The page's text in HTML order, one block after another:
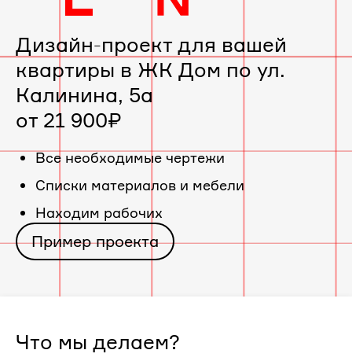
вашей
квартиры
в
«ЖК
Дом
по
ул.
Калинина,
Дизайн-проект для вашей
квартиры в ЖК Дом по ул.
Калинина, 5а
от 21 900₽
Все необходимые чертежи
Cписки материалов и мебели
Находим рабочих
Пример проекта
Что мы делаем?